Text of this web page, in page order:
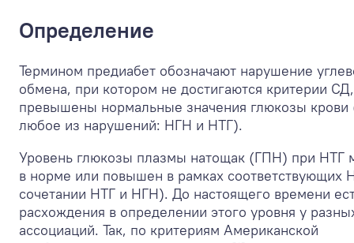
Определение
Термином предиабет обозначают нарушение
обмена, при котором не достигаются критерии
превышены нормальные значения глюкозы крови
любое из нарушений: НГН и НТГ).
Уровень глюкозы плазмы натощак (ГПН) при НТГ
в норме или повышен в рамках соответствующих
сочетании НТГ и НГН). До настоящего времени
расхождения в определении этого уровня у
ассоциаций. Так, по критериям Американской